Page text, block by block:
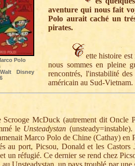
Polo
Disney
aventure qui nous fait
Polo aurait caché un
pirates.
ette histoire
nous sommes en pleine
rencontrés, l'instabilité
américain au Sud-Vietnam.
McDuck (autrement dit Oncle
le Unsteadystan
Marco Polo de Chine (Cathay) en
port, Picsou, Donald et les Castors
un réfugié. Ce dernier se rend chez
au Unsteadystan, un pays troublé par